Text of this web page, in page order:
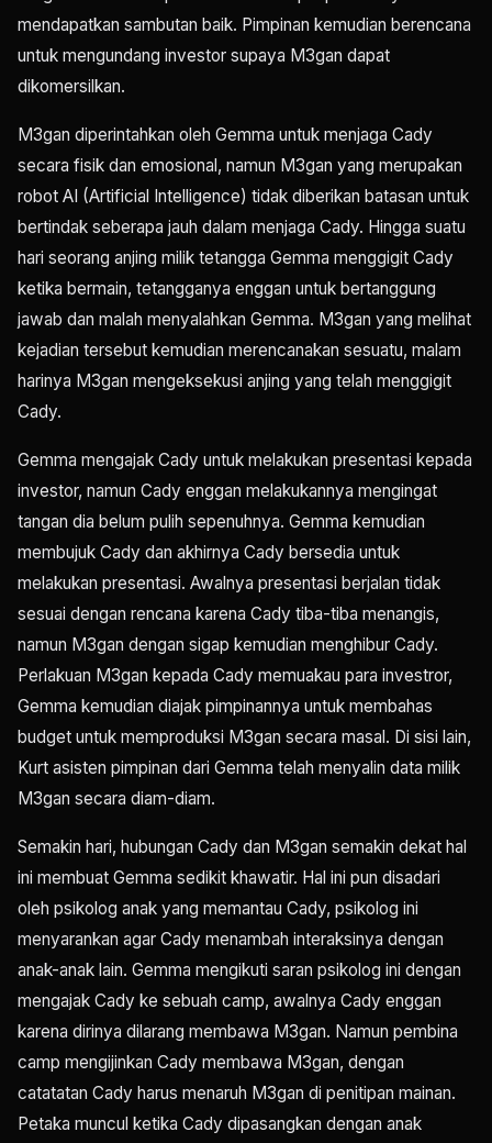
mendapatkan sambutan baik. Pimpinan kemudian berencana
untuk mengundang investor supaya M3gan dapat
dikomersilkan.
M3gan diperintahkan oleh Gemma untuk menjaga Cady
secara fisik dan emosional, namun M3gan yang merupakan
robot AI (Artificial Intelligence) tidak diberikan batasan untuk
bertindak seberapa jauh dalam menjaga Cady. Hingga suatu
hari seorang anjing milik tetangga Gemma menggigit Cady
ketika bermain, tetangganya enggan untuk bertanggung
jawab dan malah menyalahkan Gemma. M3gan yang melihat
kejadian tersebut kemudian merencanakan sesuatu, malam
harinya M3gan mengeksekusi anjing yang telah menggigit
Cady.
Gemma mengajak Cady untuk melakukan presentasi kepada
investor, namun Cady enggan melakukannya mengingat
tangan dia belum pulih sepenuhnya. Gemma kemudian
membujuk Cady dan akhirnya Cady bersedia untuk
melakukan presentasi. Awalnya presentasi berjalan tidak
sesuai dengan rencana karena Cady tiba-tiba menangis,
namun M3gan dengan sigap kemudian menghibur Cady.
Perlakuan M3gan kepada Cady memuakau para investror,
Gemma kemudian diajak pimpinannya untuk membahas
budget untuk memproduksi M3gan secara masal. Di sisi lain,
Kurt asisten pimpinan dari Gemma telah menyalin data milik
M3gan secara diam-diam.
Semakin hari, hubungan Cady dan M3gan semakin dekat hal
ini membuat Gemma sedikit khawatir. Hal ini pun disadari
oleh psikolog anak yang memantau Cady, psikolog ini
menyarankan agar Cady menambah interaksinya dengan
anak-anak lain. Gemma mengikuti saran psikolog ini dengan
mengajak Cady ke sebuah camp, awalnya Cady enggan
karena dirinya dilarang membawa M3gan. Namun pembina
camp mengijinkan Cady membawa M3gan, dengan
catatatan Cady harus menaruh M3gan di penitipan mainan.
Petaka muncul ketika Cady dipasangkan dengan anak